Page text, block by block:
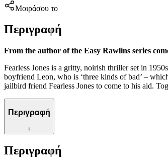
Μοιράσου το
Περιγραφή
From the author of the Easy Rawlins series
Fearless Jones is a gritty, noirish thriller set in
boyfriend Leon, who is ‘three kinds of bad’ –
jailbird friend Fearless Jones to come to his aid.
Περιγραφή
+
Περιγραφή